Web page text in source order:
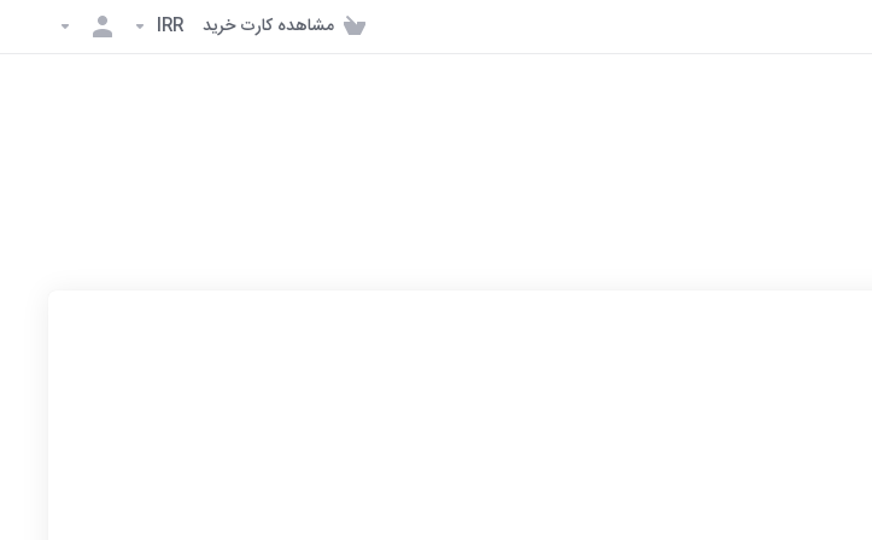
مشاهده کارت خرید IRR